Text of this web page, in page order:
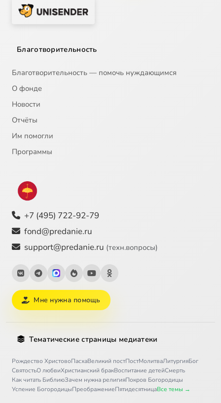
Благотворительность
Благотворительность — помочь нуждающимся
О фонде
Новости
Отчёты
Им помогли
Программы
+7 (495) 722-92-79
fond@predanie.ru
support@predanie.ru (техн.вопросы)
Мне нужна помощь
Тематические страницы медиатеки
Рождество ХристовоПасхаВеликий постПостМолитваЛитургияБог
СвятостьО любвиХристианский бракВоспитание детейСмерть
Как читать БиблиюЗачем нужна религияПокров Богородицы
Успение БогородицыПреображениеПятидесятницаВсе темы →